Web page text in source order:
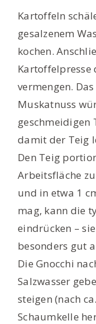
Kartoffeln
gesalzenem
kochen.
vermengen.
Muskatnuss
geschmeidigen
damit der Teig
Den Teig
Arbeitsfläche
und in etwa 1
mag, kann die
eindrücken –
besonders gut
Die Gnocchi
Salzwasser
steigen (nach
Schaumkelle